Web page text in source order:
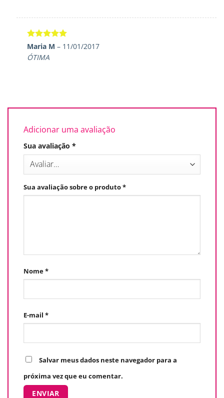
Avaliação 5
de 5
Maria M– 11/01/2017
ÓTIMA
Adicionar uma avaliação
Sua avaliação *
Sua avaliação sobre o produto*
Nome*
E-mail *
Salvar meus dados neste navegador para a
próxima vez que eu comentar.